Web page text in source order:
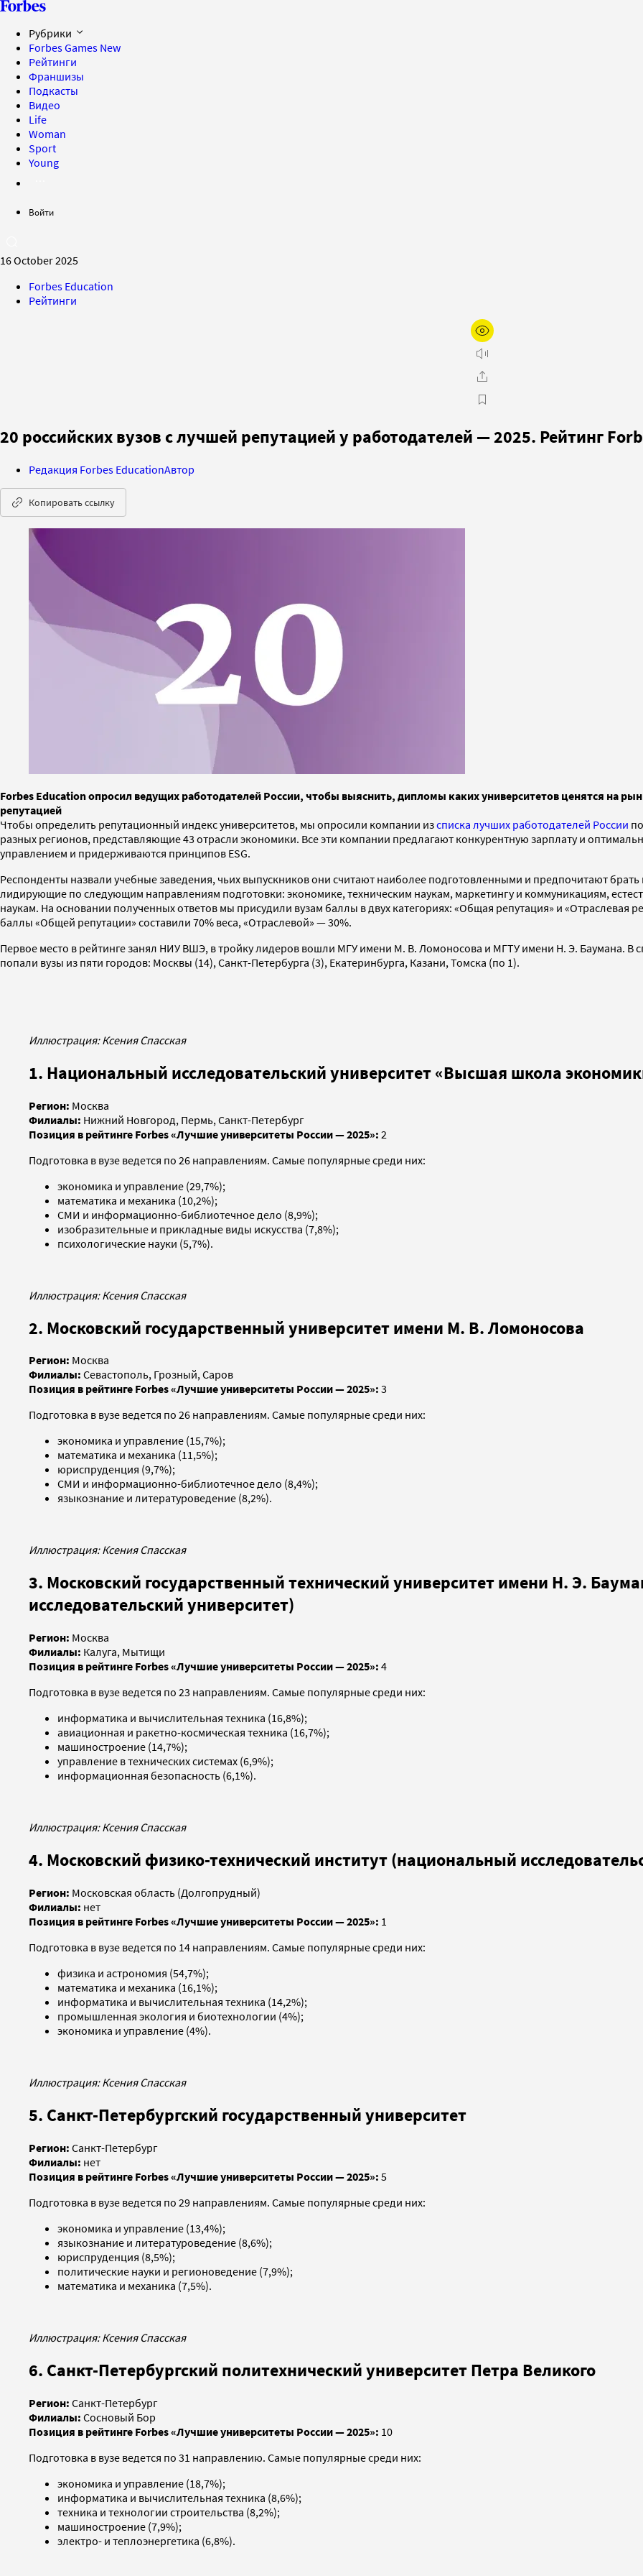
Рубрики
Forbes Games New
Рейтинги
Франшизы
Подкасты
Видео
Life
Woman
Sport
Young
Войти
16 October 2025
Forbes Education
Рейтинги
20 российских вузов с лучшей репутацией у работодателей — 2025. Рейтинг
Редакция Forbes EducationАвтор
Копировать ссылку
Forbes Education опросил ведущих работодателей России, чтобы выяснить, дипломы каких университетов ценятся на
репутацией
Чтобы определить репутационный индекс университетов, мы опросили компании изсписка лучших работодателей России
разных регионов, представляющие 43 отрасли экономики. Все эти компании предлагают конкурентную зарплату и
управлением и придерживаются принципов ESG.
Респонденты назвали учебные заведения, чьих выпускников они считают наиболее подготовленными и предпочитают
лидирующие по следующим направлениям подготовки: экономике, техническим наукам, маркетингу и коммуникациям,
наукам. На основании полученных ответов мы присудили вузам баллы в двух категориях: «Общая репутация» и «Отраслевая
баллы «Общей репутации» составили 70% веса, «Отраслевой» — 30%.
Первое место в рейтинге занял НИУ ВШЭ, в тройку лидеров вошли МГУ имени М. В. Ломоносова и МГТУ имени Н. Э. Баумана. В
попали вузы из пяти городов: Москвы (14), Санкт-Петербурга (3), Екатеринбурга, Казани, Томска (по 1).
Иллюстрация: Ксения Спасская
1. Национальный исследовательский университет «Высшая школа
Регион: Москва
Филиалы: Нижний Новгород, Пермь, Санкт-Петербург
Позиция в рейтинге Forbes «Лучшие университеты России — 2025»: 2
Подготовка в вузе ведется по 26 направлениям. Самые популярные среди них:
экономика и управление (29,7%);
математика и механика (10,2%);
СМИ и информационно-библиотечное дело (8,9%);
изобразительные и прикладные виды искусства (7,8%);
психологические науки (5,7%).
Иллюстрация: Ксения Спасская
2. Московский государственный университет имени М. В. Ломоносова
Регион: Москва
Филиалы: Севастополь, Грозный, Саров
Позиция в рейтинге Forbes «Лучшие университеты России — 2025»: 3
Подготовка в вузе ведется по 26 направлениям. Самые популярные среди них:
экономика и управление (15,7%);
математика и механика (11,5%);
юриспруденция (9,7%);
СМИ и информационно-библиотечное дело (8,4%);
языкознание и литературоведение (8,2%).
Иллюстрация: Ксения Спасская
3. Московский государственный технический университет имени Н. Э.
исследовательский университет)
Регион: Москва
Филиалы: Калуга, Мытищи
Позиция в рейтинге Forbes «Лучшие университеты России — 2025»: 4
Подготовка в вузе ведется по 23 направлениям. Самые популярные среди них:
информатика и вычислительная техника (16,8%);
авиационная и ракетно-космическая техника (16,7%);
машиностроение (14,7%);
управление в технических системах (6,9%);
информационная безопасность (6,1%).
Иллюстрация: Ксения Спасская
4. Московский физико-технический институт (национальный
Регион: Московская область (Долгопрудный)
Филиалы: нет
Позиция в рейтинге Forbes «Лучшие университеты России — 2025»: 1
Подготовка в вузе ведется по 14 направлениям. Самые популярные среди них:
физика и астрономия (54,7%);
математика и механика (16,1%);
информатика и вычислительная техника (14,2%);
промышленная экология и биотехнологии (4%);
экономика и управление (4%).
Иллюстрация: Ксения Спасская
5. Санкт-Петербургский государственный университет
Регион: Санкт-Петербург
Филиалы: нет
Позиция в рейтинге Forbes «Лучшие университеты России — 2025»: 5
Подготовка в вузе ведется по 29 направлениям. Самые популярные среди них:
экономика и управление (13,4%);
языкознание и литературоведение (8,6%);
юриспруденция (8,5%);
политические науки и регионоведение (7,9%);
математика и механика (7,5%).
Иллюстрация: Ксения Спасская
6. Санкт-Петербургский политехнический университет Петра Великого
Регион: Санкт-Петербург
Филиалы: Сосновый Бор
Позиция в рейтинге Forbes «Лучшие университеты России — 2025»: 10
Подготовка в вузе ведется по 31 направлению. Самые популярные среди них:
экономика и управление (18,7%);
информатика и вычислительная техника (8,6%);
техника и технологии строительства (8,2%);
машиностроение (7,9%);
электро- и теплоэнергетика (6,8%).